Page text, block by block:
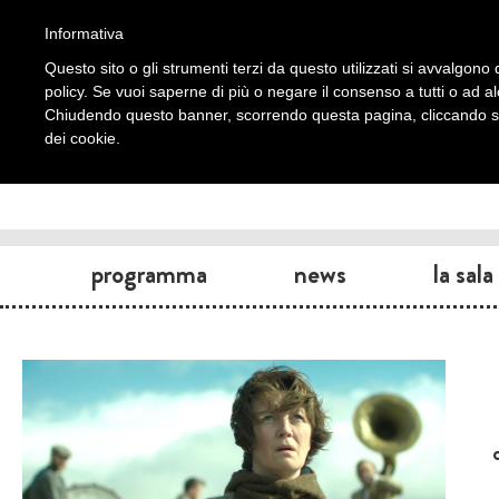
programma news la sala
Informativa
Questo sito o gli strumenti terzi da questo utilizzati si
policy. Se vuoi saperne di più o negare il consenso a tutti o ad
Chiudendo questo banner, scorrendo questa pagina, cliccando
dei cookie.